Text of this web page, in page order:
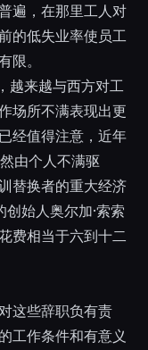
遍，在那里工人对
的低失业率使员工
限。
越来越与西方对工
场所不满表现出更
经值得注意，近年
由个人不满驱
替换者的重大经济
始人奥尔加·索索
费相当于六到十二
这些辞职负有责
工作条件和有意义